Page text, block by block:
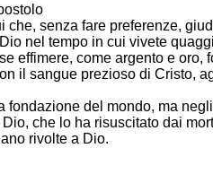
che, senza fare preferenze,
nel tempo in cui vivete
effimere, come argento e oro,
il sangue prezioso di Cristo,
fondazione del mondo, ma
che lo ha risuscitato dai
rivolte a Dio.